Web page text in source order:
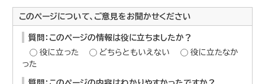
このページについて、ご意見をお聞かせください
質問：このページの情報は役に立ちましたか？
役に立った
どちらともいえない
役に立たなか
った